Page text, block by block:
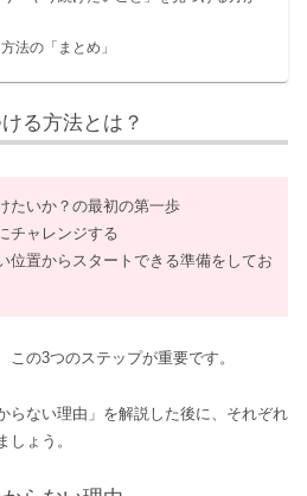
法の「まとめ」
る方法とは？
たいか？の最初の第一歩
チャレンジする
位置からスタートできる準備をしてお
の3つのステップが重要です。
らない理由」を解説した後に、それぞれ
ょう。